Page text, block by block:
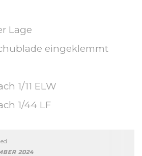
Lage
eingeklemmt
1/11 ELW
1/44 LF
2024